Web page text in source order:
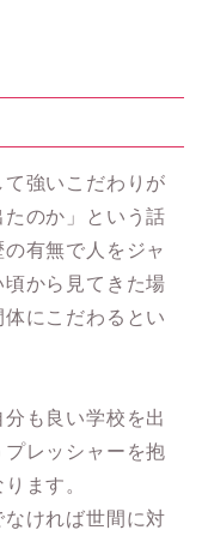
強いこだわりが
のか」という話
有無で人をジャ
から見てきた場
にこだわるとい
も良い学校を出
レッシャーを抱
ます。
ければ世間に対